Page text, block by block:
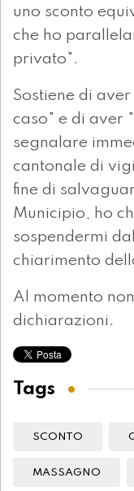
uno sconto
che ho
privato".
Sostiene di
caso" e di aver
segnalare
cantonale di
fine di
Municipio, ho
sospendermi
chiarimento
Al momento
dichiarazioni.
Tags
SCONTO
MASSAGNO